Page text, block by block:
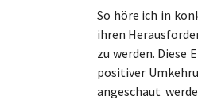
So höre ich in
ihren
zu werden. Diese
positiver
angeschaut